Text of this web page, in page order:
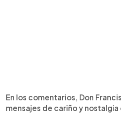
En los comentarios, Don
mensajes de cariño y